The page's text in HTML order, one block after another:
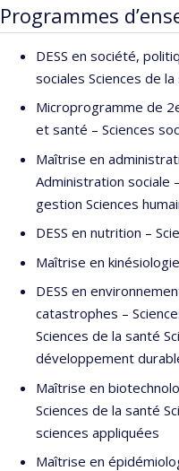
soutient des travaux liés au
l’Institut national de santé
la production de formation
collaboration avec les
de santé. De plus, elle est
département de médecine
d’administration de la
l’Université de Montréal.
Durant ses 28 années de
la programmation, de la
la prévention et de la
différentes problématiques
(cessation, prévention,
stratégies efficaces en
physique et des saines
maladies cardio-
infections, la responsabilité
Programmes
DESS en société,
sociales Sciences de
Microprogramme de
et santé – Sciences
Maîtrise en
Administration sociale
gestion Sciences
DESS en nutrition –
Maîtrise en
DESS en
catastrophes –
Sciences de la santé
développement
Maîtrise en
Sciences de la santé
sciences appliquées
Maîtrise en